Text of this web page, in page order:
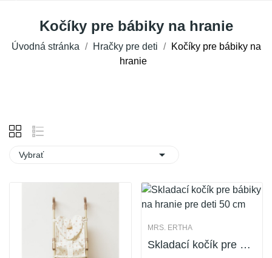
Kočíky pre bábiky na hranie
Úvodná stránka Hračky pre deti
Kočíky pre bábiky na
hranie
Vybrať 
MRS. ERTHA
Skladací kočík pre bábiky na hranie pre deti 50...